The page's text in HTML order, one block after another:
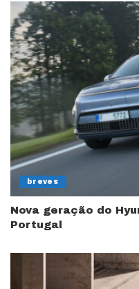
breves
Nova geração do
Portugal